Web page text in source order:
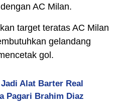
AC Milan.
target teratas AC Milan
gelandang
gol.
Alat Barter Real
Pagari Brahim Diaz